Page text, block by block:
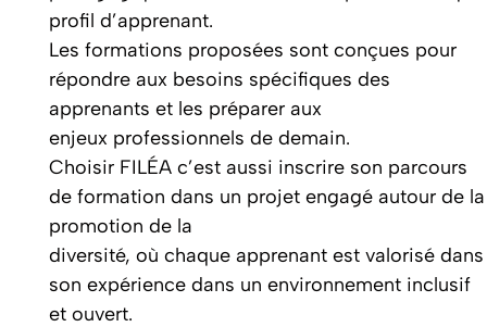
profil d’apprenant.
Les formations proposées sont conçues pour
répondre aux besoins spécifiques des
apprenants et les préparer aux
enjeux professionnels de demain.
Choisir FILÉA c’est aussi inscrire son parcours
de formation dans un projet engagé autour de la
promotion de la
diversité, où chaque apprenant est valorisé dans
son expérience dans un environnement inclusif
et ouvert.